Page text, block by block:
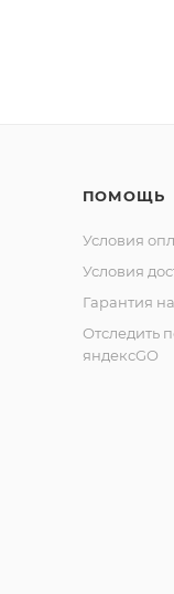
ПОМОЩЬ
Условия
Условия
Гарантия
Отследить
яндексGO